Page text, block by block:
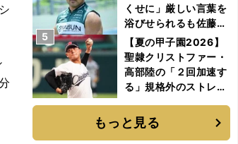
くせに」厳しい言葉を
浴びせられるも佐藤慎
太郎が貫いた誇りとフ
ァンへの思い
【夏の甲子園2026】
聖隷クリストファー・
高部陸の「２回加速す
る」規格外のストレー
く大学進学を選ぶ理由
5
もっと見る